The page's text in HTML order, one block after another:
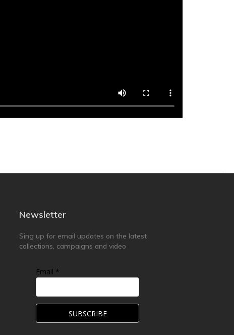
Newsletter
Sing up for email updates on the latest
collections, campaigns and video
Email *